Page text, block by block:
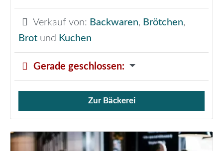
Verkauf von: Backwaren, Brötchen,
Brot und Kuchen
Gerade geschlossen:
Verkauf von Brötchen,
Zur Bäckerei